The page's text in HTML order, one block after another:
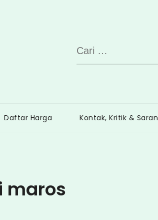
Cari
untuk:
Daftar Harga Kontak, Kritik & Saran
maros